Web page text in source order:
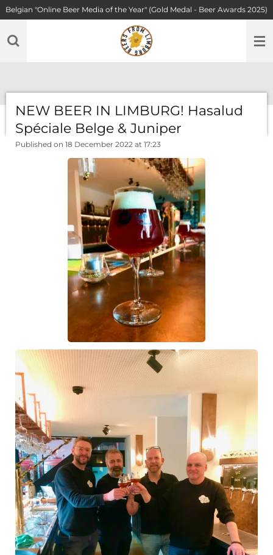
Skip
main
content
Belgian "Online Beer Media of the Year" (Gold Medal - Beer Awards 2025)
NEW BEER IN LIMBURG! Hasalud
Spéciale Belge & Juniper
Published on 18 December 2022 at 17:23